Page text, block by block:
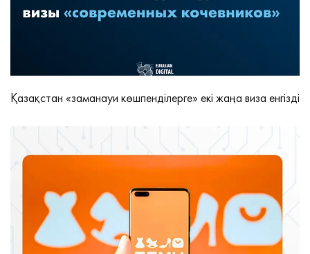
Қазақстан «заманауи көшпенділерге» екі жаңа виза енгізді